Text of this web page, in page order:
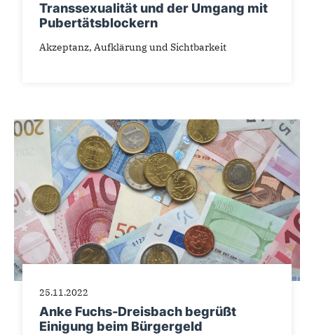
Transsexualität und der Umgang mit
Pubertätsblockern
Akzeptanz, Aufklärung und Sichtbarkeit
25.11.2022
Anke Fuchs-Dreisbach begrüßt
Einigung beim Bürgergeld